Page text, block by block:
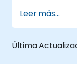
Leer más...
Última